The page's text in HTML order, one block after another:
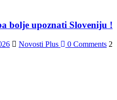
bolje upoznati Sloveniju !
Novosti Plus 0 Comments 2